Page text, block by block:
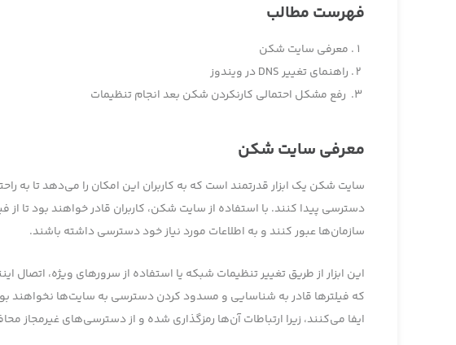
فهرست مطالب
معرفی سایت شکن
راهنماي تغيير DNS در ويندوز
رفع مشکل احتمالی کارنکردن شکن بعد انجام تنظيمات
معرفي سايت شکن
سایت شکن یک ابزار قدرتمند است که به کاربران این امکان را می‌دهد تا به
دسترسی پیدا کنند. با استفاده از سایت شکن، کاربران قادر خواهند بود تا
سازمان‌ها عبور کنند و به اطلاعات مورد نیاز خود دسترسی داشته باشند.
این ابزار از طریق تغییر تنظیمات شبکه یا استفاده از سرورهای ویژه، اتصال
که فیلترها قادر به شناسایی و مسدود کردن دسترسی به سایت‌ها نخواهند
ایفا می‌کنند، زیرا ارتباطات آن‌ها رمزگذاری شده و از دسترسی‌های غیرمجاز